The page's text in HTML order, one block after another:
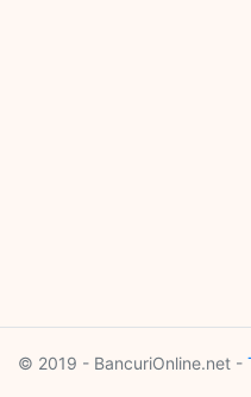
© 2019 - BancuriOnline.net -